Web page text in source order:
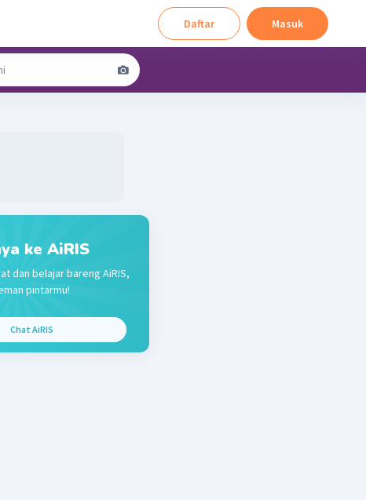
Daftar Masuk
ke AiRIS
dan belajar bareng AiRIS,
pintarmu!
Chat AiRIS